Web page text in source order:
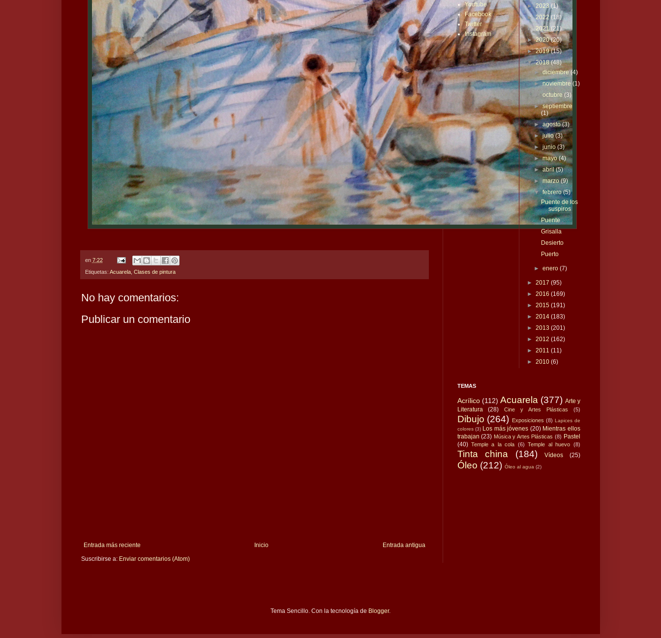
en 7:22
Etiquetas: Acuarela, Clases de pintura
No hay comentarios:
Publicar un comentario
Entrada más reciente Entrada antigua
Inicio
Suscribirse a: Enviar comentarios (Atom)
Youtube
Facebook
Twitter
Instagram
►2023 (1)
►2022(18)
► 2021(21)
►2020(20)
►2019(15)
▼2018(48)
►diciembre(4)
►noviembre (1)
► octubre (3)
►septiembre
(1)
►agosto(3)
►julio(3)
► junio(3)
►mayo(4)
►abril(5)
►marzo(9)
▼febrero(5)
Puente de los
suspiros
Puente
Grisalla
Desierto
Puerto
► enero (7)
► 2017 (95)
► 2016 (169)
► 2015 (191)
► 2014 (183)
► 2013 (201)
► 2012 (162)
► 2011 (11)
► 2010 (6)
TEMAS
Acrílico (112) Acuarela (377) Arte y
Literatura
(28) Cine y Artes Plásticas (5)
Dibujo (264) Exposiciones (8) Lapices de
colores (3) Los más jóvenes (20) Mientras ellos
trabajan (23) Música y Artes Plásticas (8) Pastel
(40) Temple a la cola (6) Temple al huevo (8)
Tinta china (184) Vídeos (25)
Óleo (212) Óleo al agua (2)
Tema Sencillo. Con la tecnología de Blogger.